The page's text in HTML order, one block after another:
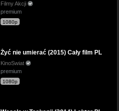
Filmy Akcji
premium
1080p
Żyć nie umierać (2015) Cały film PL
KinoSwiat
premium
1080p